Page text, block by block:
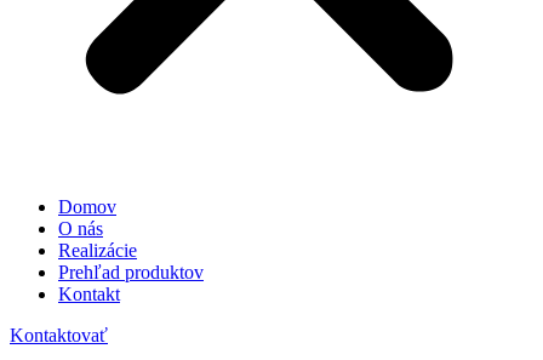
Domov
O nás
Realizácie
Prehľad produktov
Kontakt
Kontaktovať